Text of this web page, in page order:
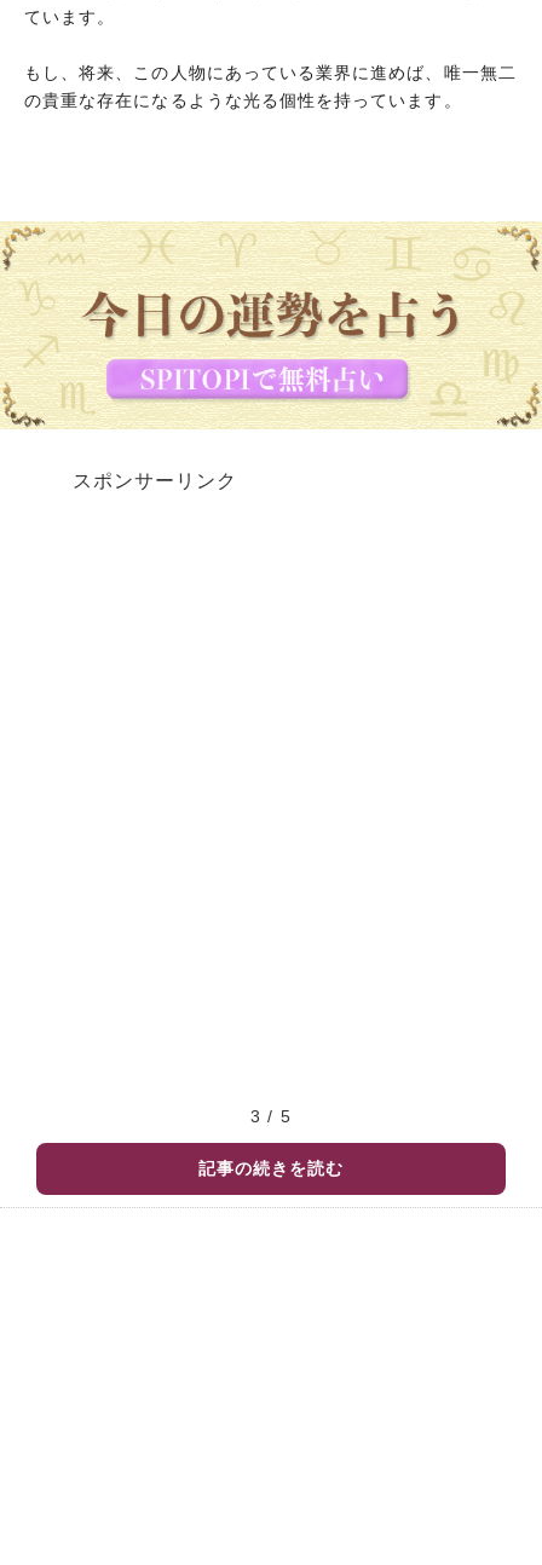
ています。
もし、将来、この人物にあっている業界に進めば、唯一無二
の貴重な存在になるような光る個性を持っています。
スポンサーリンク
3 / 5
記事の続きを読む